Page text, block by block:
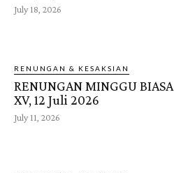
July 18, 2026
RENUNGAN & KESAKSIAN
RENUNGAN MINGGU BIASA
XV, 12 Juli 2026
July 11, 2026